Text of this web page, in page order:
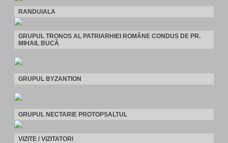
RANDUIALA
GRUPUL TRONOS AL PATRIARHIEI ROMÂNE CONDUS DE PR.
MIHAIL BUCĂ
GRUPUL BYZANTION
GRUPUL NECTARIE PROTOPSALTUL
VIZITE / VIZITATORI